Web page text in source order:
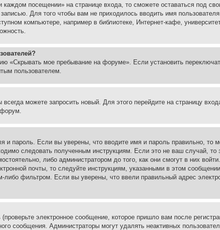
посещении» на странице входа, то сможете оставаться под
Для того чтобы вам не приходилось вводить имя
компьютере, например в библиотеке, Интернет-кафе,
«Скрывать мое пребывание на форуме». Если установить
пользователем.
можете запросить новый. Для этого перейдите на страницу
и пароль. Если вы уверены, что вводите имя и пароль правильно,
следовать полученным инструкциям. Если это не ваш случай, то
либо администратором до того, как они смогут в них
почты, то следуйте инструкциям, указанными в этом
либо фильтром. Если вы уверены, что ввели правильный адрес
электронное сообщение, которое пришло вам после
сообщения. Администраторы могут удалять неактивных